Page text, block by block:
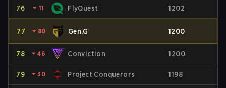
76 ⏷ 11 FlyQuest 1202
77 ⏷ 80 Gen.G 1200
78 ⏷ 46 Conviction 1200
79 ⏷ 30 Project Conquerors 1198